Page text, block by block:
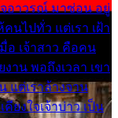
จอาวรณ์ มาซ่อน อยู่
นไปทั่ว แต่เรา เฝ้า
อ เจ้าสาว คือคน
าน พอถึงเวลา เขา
แต่เราล้างจาน
ยงใจเจ้าบ่าว เป็น